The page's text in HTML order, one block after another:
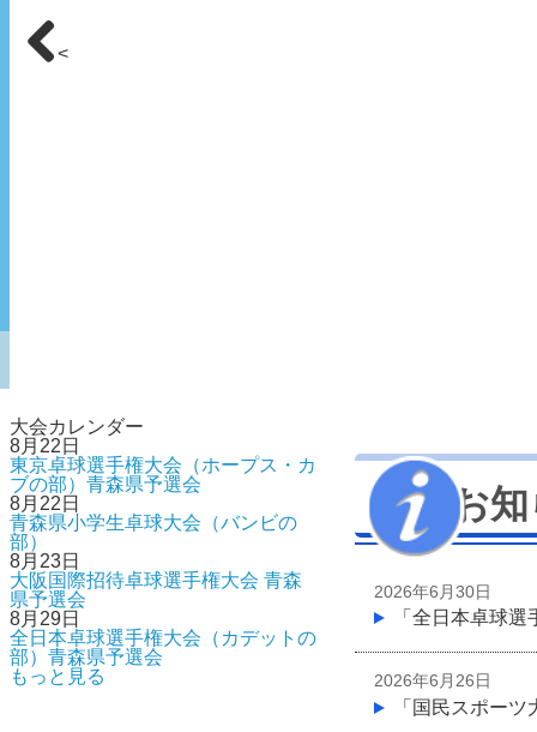
<
大会カレンダー
8月22日
東京卓球選手権大会（ホープス・カ
ブの部）青森県予選会
8月22日
青森県小学生卓球大会（バンビの
部）
8月23日
大阪国際招待卓球選手権大会 青森
県予選会
8月29日
全日本卓球選手権大会（カデットの
部）青森県予選会
もっと見る
お
2026年6月30日
「全日本卓球
2026年6月26日
「国民スポー